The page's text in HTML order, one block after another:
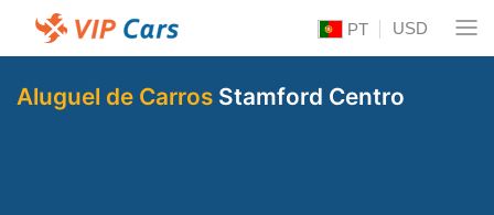
PT USD
Aluguel de Carros Stamford Centro